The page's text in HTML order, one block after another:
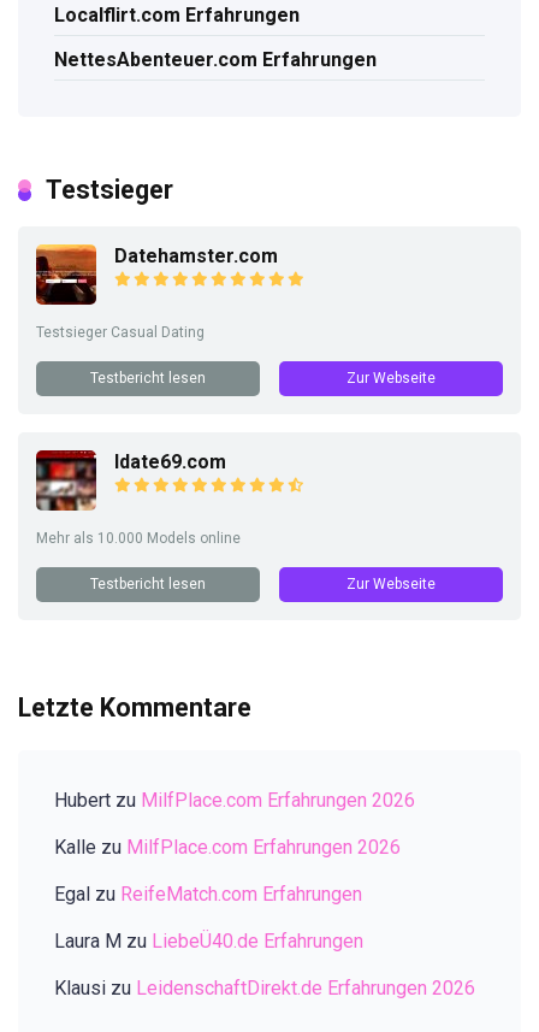
Localflirt.com Erfahrungen
NettesAbenteuer.com Erfahrungen
Testsieger
Datehamster.com
Testsieger Casual Dating
Testbericht lesen Zur Webseite
Idate69.com
Mehr als 10.000 Models online
Testbericht lesen Zur Webseite
Letzte Kommentare
Hubert zu MilfPlace.com Erfahrungen 2026
Kalle zu MilfPlace.com Erfahrungen 2026
Egal zu ReifeMatch.com Erfahrungen
Laura M zu LiebeÜ40.de Erfahrungen
Klausi zu LeidenschaftDirekt.de Erfahrungen 2026